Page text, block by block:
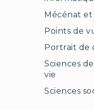
Mécénat
Points de
Portrait de
Sciences
vie
Sciences